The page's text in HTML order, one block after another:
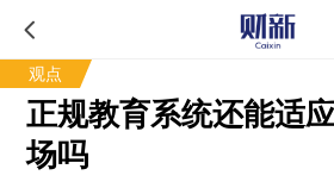
观点
正规教育系统还能适
场吗